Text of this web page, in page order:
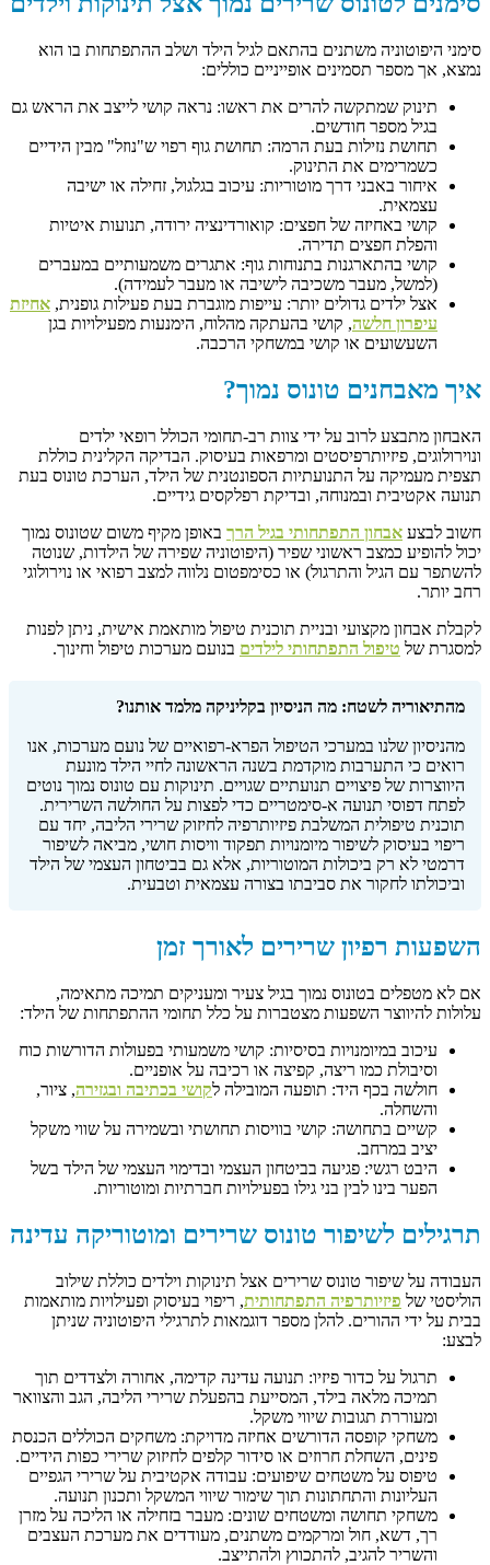
סימני היפוטוניה משתנים בהתאם לגיל הילד ושלב ההתפתחות בו הוא
נמצא, אך מספר תסמינים אופייניים כוללים:
תינוק שמתקשה להרים את ראשו: נראה קושי לייצב את הראש גם
בגיל מספר חודשים.
תחושת נזילות בעת הרמה: תחושת גוף רפוי ש"נוזל" מבין הידיים
כשמרימים את התינוק.
איחור באבני דרך מוטוריות: עיכוב בגלגול, זחילה או ישיבה
עצמאית.
קושי באחיזה של חפצים: קואורדינציה ירודה, תנועות איטיות
והפלת חפצים תדירה.
קושי בהתארגנות בתנוחות גוף: אתגרים משמעותיים במעברים
(למשל, מעבר משכיבה לישיבה או מעבר לעמידה).
אצל ילדים גדולים יותר: עייפות מוגברת בעת פעילות גופנית, אחיזת
עיפרון חלשה, קושי בהעתקה מהלוח, הימנעות מפעילויות בגן
השעשועים או קושי במשחקי הרכבה.
איך מאבחנים טונוס נמוך?
האבחון מתבצע לרוב על ידי צוות רב-תחומי הכולל רופאי ילדים
ונוירולוגים, פיזיותרפיסטים ומרפאות בעיסוק. הבדיקה הקלינית כוללת
תצפית מעמיקה על התנועתיות הספונטנית של הילד, הערכת טונוס בעת
תנועה אקטיבית ובמנוחה, ובדיקת רפלקסים גידיים.
חשוב לבצע אבחון התפתחותי בגיל הרך באופן מקיף משום שטונוס נמוך
יכול להופיע כמצב ראשוני שפיר (היפוטוניה שפירה של הילדות, שנוטה
להשתפר עם הגיל והתרגול) או כסימפטום נלווה למצב רפואי או נוירולוגי
רחב יותר.
לקבלת אבחון מקצועי ובניית תוכנית טיפול מותאמת אישית, ניתן לפנות
למסגרת של טיפול התפתחותי לילדים בנועם מערכות טיפול וחינוך.
מהתיאוריה לשטח: מה הניסיון בקליניקה מלמד אותנו?
מהניסיון שלנו במערכי הטיפול הפרא-רפואיים של נועם מערכות, אנו
רואים כי התערבות מוקדמת בשנה הראשונה לחיי הילד מונעת
היווצרות של פיצויים תנועתיים שגויים. תינוקות עם טונוס נמוך נוטים
לפתח דפוסי תנועה א-סימטריים כדי לפצות על החולשה השרירית.
תוכנית טיפולית המשלבת פיזיותרפיה לחיזוק שרירי הליבה, יחד עם
ריפוי בעיסוק לשיפור מיומנויות תפקוד וויסות חושי, מביאה לשיפור
דרמטי לא רק ביכולות המוטוריות, אלא גם בביטחון העצמי של הילד
וביכולתו לחקור את סביבתו בצורה עצמאית וטבעית.
השפעות רפיון שרירים לאורך זמן
אם לא מטפלים בטונוס נמוך בגיל צעיר ומעניקים תמיכה מתאימה,
עלולות להיווצר השפעות מצטברות על כלל תחומי ההתפתחות של הילד:
עיכוב במיומנויות בסיסיות: קושי משמעותי בפעולות הדורשות כוח
וסיבולת כמו ריצה, קפיצה או רכיבה על אופניים.
חולשה בכף היד: תופעה המובילה לקושי בכתיבה ובגזירה, ציור,
והשחלה.
קשיים בתחושה: קושי בוויסות תחושתי ובשמירה על שווי משקל
יציב במרחב.
היבט רגשי: פגיעה בביטחון העצמי ובדימוי העצמי של הילד בשל
הפער בינו לבין בני גילו בפעילויות חברתיות ומוטוריות.
תרגילים לשיפור טונוס שרירים ומוטוריקה עדינה
העבודה על שיפור טונוס שרירים אצל תינוקות וילדים כוללת שילוב
הוליסטי של פיזיותרפיה התפתחותית, ריפוי בעיסוק ופעילויות מותאמות
בבית על ידי ההורים. להלן מספר דוגמאות לתרגילי היפוטוניה שניתן
לבצע:
תרגול על כדור פיזיו: תנועה עדינה קדימה, אחורה ולצדדים תוך
תמיכה מלאה בילד, המסייעת בהפעלת שרירי הליבה, הגב והצוואר
ומעוררת תגובות שיווי משקל.
משחקי קופסה הדורשים אחיזה מדויקת: משחקים הכוללים הכנסת
פינים, השחלת חרוזים או סידור קלפים לחיזוק שרירי כפות הידיים.
טיפוס על משטחים שיפועים: עבודה אקטיבית על שרירי הגפיים
העליונות והתחתונות תוך שימור שיווי המשקל ותכנון תנועה.
משחקי תחושה ומשטחים שונים: מעבר בזחילה או הליכה על מזרן
רך, דשא, חול ומרקמים משתנים, מעודדים את מערכת העצבים
והשריר להגיב, להתכווץ ולהתייצב.